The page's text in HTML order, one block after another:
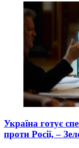
Україна готує
проти Росії, –